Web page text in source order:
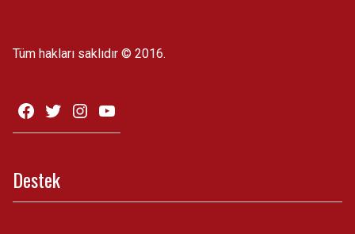
Tüm hakları saklıdır © 2016.
Destek